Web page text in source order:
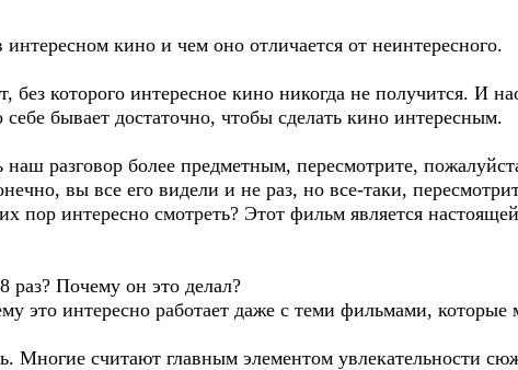
кино и чем оно отличается от неинтересного.
которого интересное кино никогда не получится. И
бывает достаточно, чтобы сделать кино интересным.
разговор более предметным, пересмотрите,
вы все его видели и не раз, но все-таки,
пор интересно смотреть? Этот фильм является
раз? Почему он это делал?
это интересно работает даже с теми фильмами, которые
Многие считают главным элементом увлекательности